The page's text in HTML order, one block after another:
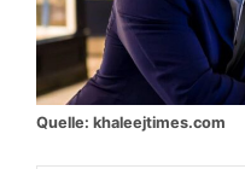
Quelle: khaleejtimes.com